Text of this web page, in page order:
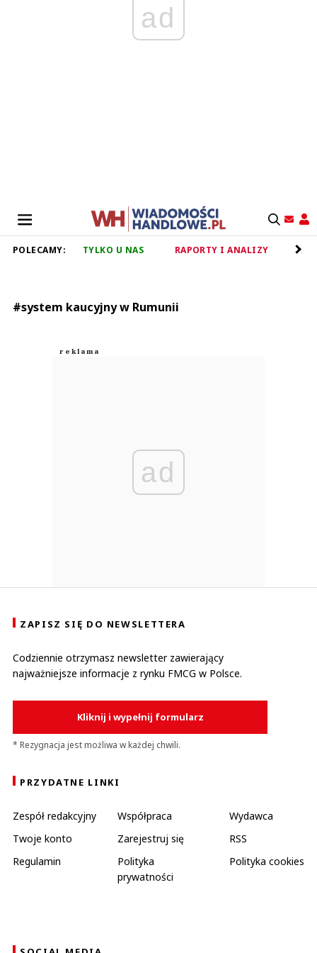
ad
POLECAMY: TYLKO U NAS RAPORTY I ANALIZY
#system kaucyjny w Rumunii
ad
ZAPISZ SIĘ DO NEWSLETTERA
Codziennie otrzymasz newsletter zawierający
najważniejsze informacje z rynku FMCG w Polsce.
Kliknij i wypełnij formularz
* Rezygnacja jest możliwa w każdej chwili.
PRZYDATNE LINKI
Zespół redakcyjny Współpraca
Wydawca
Twoje konto
Zarejestruj się
RSS
Regulamin
Polityka
prywatności
Polityka cookies